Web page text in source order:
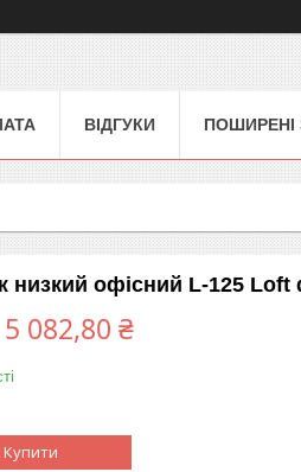
ВІДГУКИ ПОШИРЕНІ
низкий офісний L-125 Loft
5 082,80 ₴
Купити